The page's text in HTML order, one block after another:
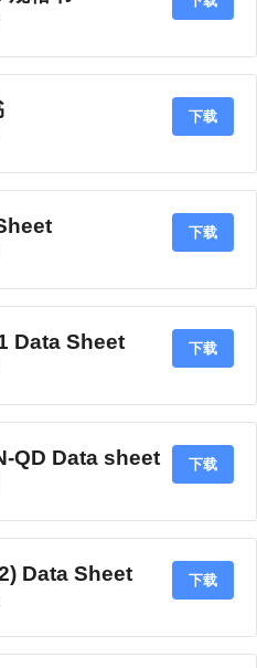
下载
下载
Data Sheet 下载
QD Data sheet 下载
Data Sheet 下载